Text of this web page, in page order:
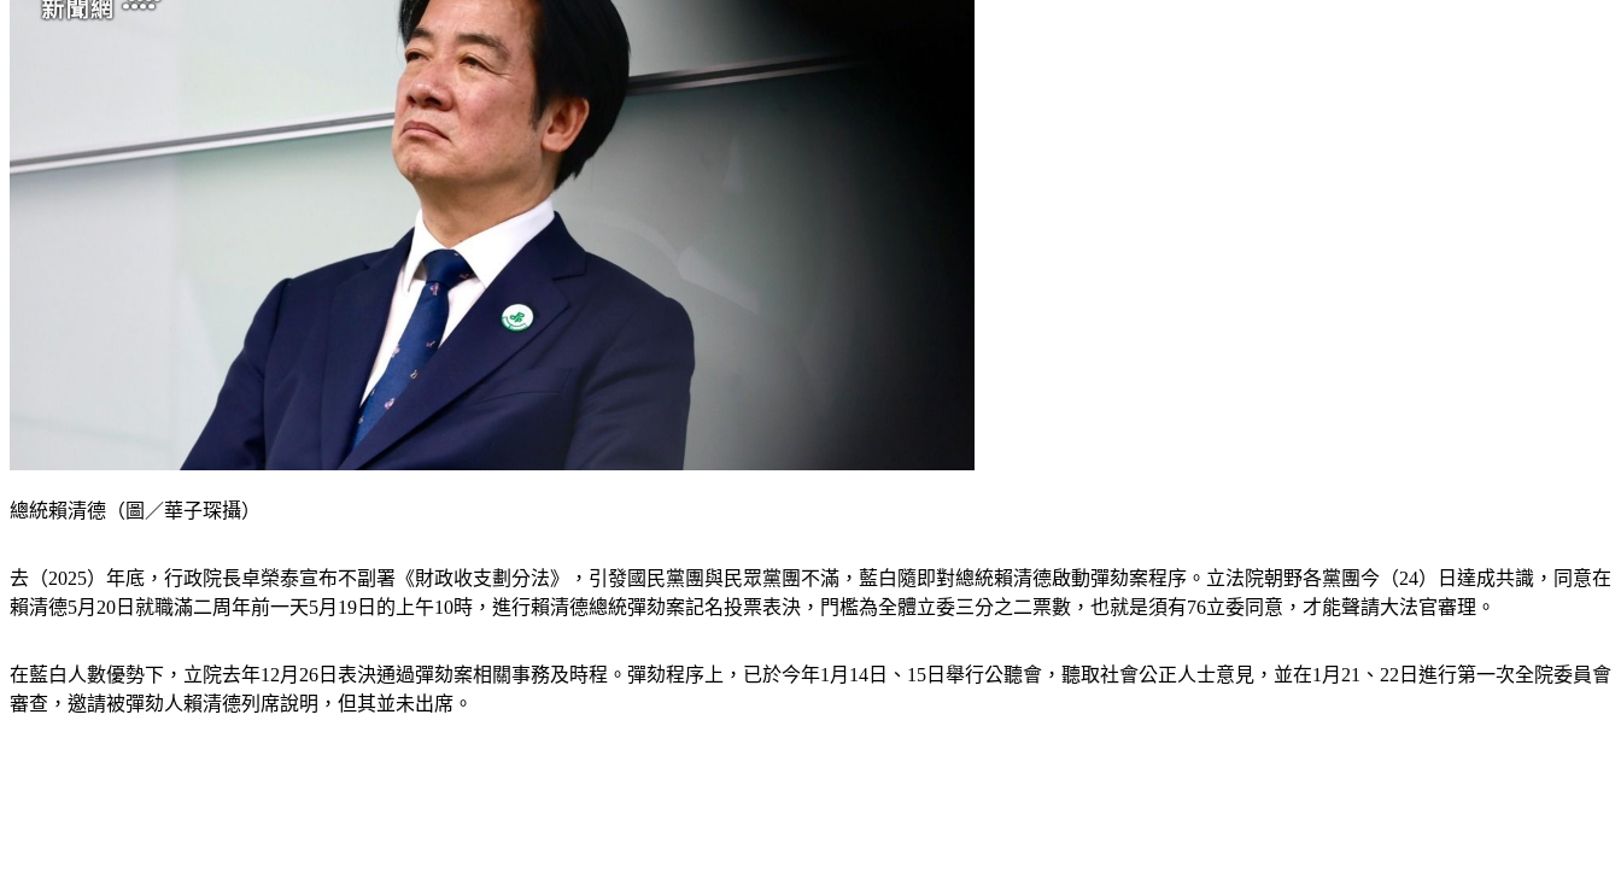
總統賴清德（圖／華子琛攝）
去（2025）年底，行政院長卓榮泰宣布不副署《財政收支劃分法》，引發國民黨團與民眾黨團不滿，藍白隨即對總統賴清德啟動彈劾案程序。立法院朝野各黨團今（24）日達成共識，同意在
賴清德5月20日就職滿二周年前一天5月19日的上午10時，進行賴清德總統彈劾案記名投票表決，門檻為全體立委三分之二票數，也就是須有76立委同意，才能聲請大法官審理。
在藍白人數優勢下，立院去年12月26日表決通過彈劾案相關事務及時程。彈劾程序上，已於今年1月14日、15日舉行公聽會，聽取社會公正人士意見，並在1月21、22日進行第一次全院委員會
審查，邀請被彈劾人賴清德列席說明，但其並未出席。